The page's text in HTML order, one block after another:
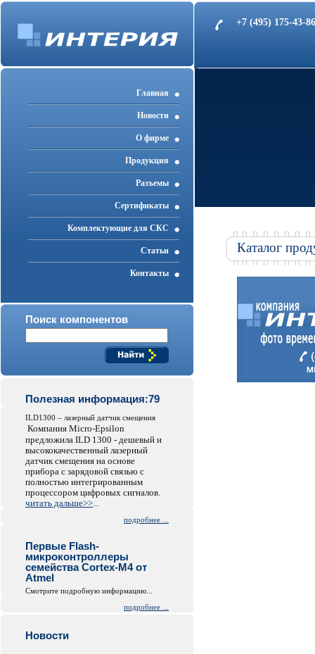
+7 (495) 175-43-
Главная
Новости
О фирме
Продукция
Разъемы
Cертификаты
Комплектующие для СКС
Статьи
Контакты
Поиск компонентов
Полезная информация:79
ILD1300 – лазерный датчик смещения
Компания Micro-Epsilon
предложила ILD 1300 - дешевый и
высококачественный лазерный
датчик смещения на основе
прибора с зарядовой связью с
полностью интегрированным
процессором цифровых сигналов.
читать дальше>>
подробнее ...
Первые Flash-
микроконтроллеры
семейства Cortex-M4 от
Atmel
Смотрите подробную информацию...
подробнее ...
Новости
Каталог